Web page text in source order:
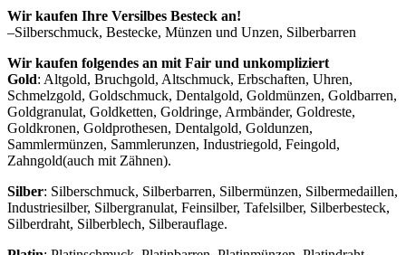
Wir kaufen Ihre Versilbes Besteck an!
–Silberschmuck, Bestecke, Münzen und Unzen, Silberbarren
Wir kaufen folgendes an mit Fair und unkompliziert
Gold: Altgold, Bruchgold, Altschmuck, Erbschaften, Uhren,
Schmelzgold, Goldschmuck, Dentalgold, Goldmünzen, Goldbarren,
Goldgranulat, Goldketten, Goldringe, Armbänder, Goldreste,
Goldkronen, Goldprothesen, Dentalgold, Goldunzen,
Sammlermünzen, Sammlerunzen, Industriegold, Feingold,
Zahngold(auch mit Zähnen).
Silber: Silberschmuck, Silberbarren, Silbermünzen, Silbermedaillen,
Industriesilber, Silbergranulat, Feinsilber, Tafelsilber, Silberbesteck,
Silberdraht, Silberblech, Silberauflage.